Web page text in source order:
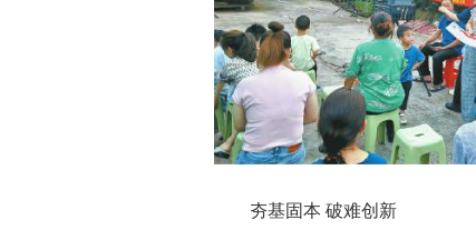
夯基固本 破难创新